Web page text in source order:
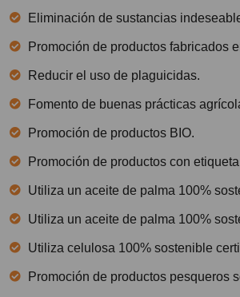
Eliminación de sustancias
Promoción de productos fabricados
Reducir el uso de plaguicidas.
Fomento de buenas prácticas
Promoción de productos BIO.
Promoción de productos con
Utiliza un aceite de palma 100%
Utiliza un aceite de palma 100%
Utiliza celulosa 100% sostenible
Promoción de productos pesqueros